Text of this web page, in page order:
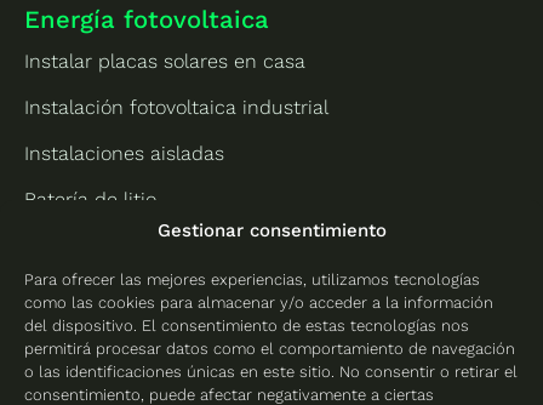
Gestionar consentimiento
Para ofrecer las mejores experiencias, utilizamos tecnologías
como las cookies para almacenar y/o acceder a la información
del dispositivo. El consentimiento de estas tecnologías nos
permitirá procesar datos como el comportamiento de navegación
o las identificaciones únicas en este sitio. No consentir o retirar el
consentimiento, puede afectar negativamente a ciertas
Energía fotovoltaica
Instalar placas solares en casa
Instalación fotovoltaica industrial
Instalaciones aisladas
Batería de litio
Autoconsumo colectivo
Comunidades energéticas
Acumulación para empresas